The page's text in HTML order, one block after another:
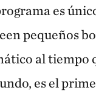
es
pequeños
al tiempo
es el